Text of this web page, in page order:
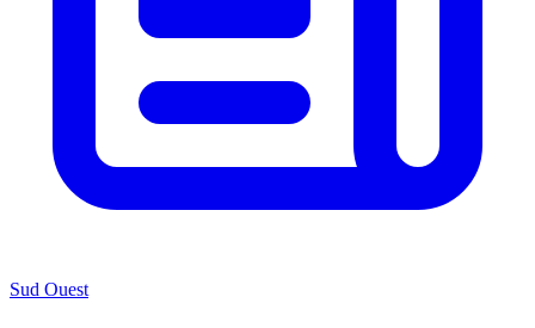
Sud Ouest